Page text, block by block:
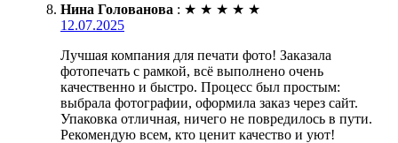
Нина Голованова : ★ ★ ★ ★ ★
12.07.2025
Лучшая компания для печати фото! Заказала
фотопечать с рамкой, всё выполнено очень
качественно и быстро. Процесс был простым:
выбрала фотографии, оформила заказ через сайт.
Упаковка отличная, ничего не повредилось в пути.
Рекомендую всем, кто ценит качество и уют!